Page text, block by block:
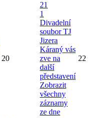
20
21
1
Divadelní
soubor TJ
Jizera
Káraný vás
zve na
další
představení
Zobrazit
všechny
záznamy
ze dne
22